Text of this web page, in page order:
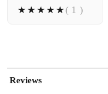
( 1 )
Reviews